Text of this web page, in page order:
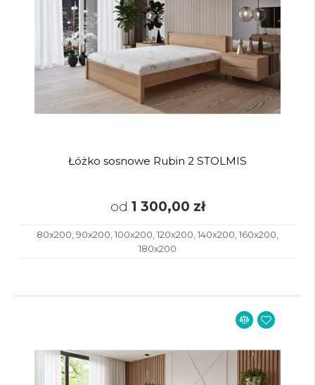
Łóżko sosnowe Rubin 2 STOLMIS
od 1 300,00 zł
80x200, 90x200, 100x200, 120x200, 140x200, 160x200,
180x200